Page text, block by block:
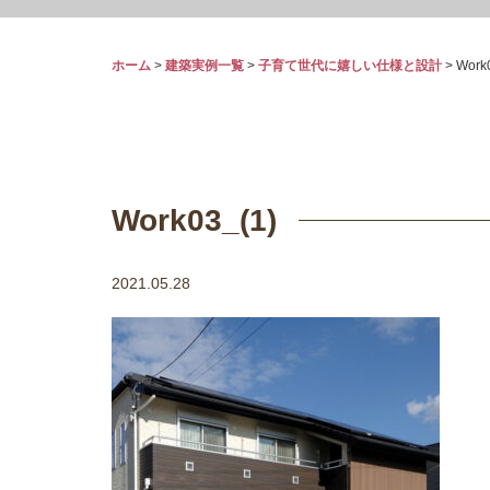
ホーム > 建築実例一覧 > 子育て世代に嬉しい仕様と設計 >
Work03_(1)
2021.05.28